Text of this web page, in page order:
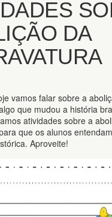
DA
vamos falar sobre a
que mudou a história
atividades sobre a
que os alunos
Aproveite!